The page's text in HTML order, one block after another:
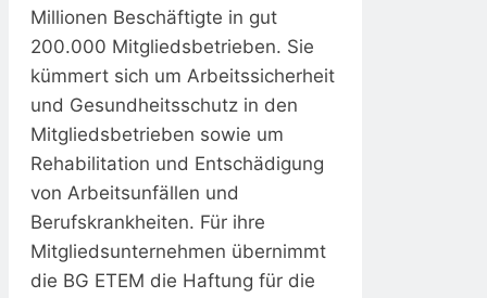
Millionen Beschäftigte in gut
200.000 Mitgliedsbetrieben. Sie
kümmert sich um Arbeitssicherheit
und Gesundheitsschutz in den
Mitgliedsbetrieben sowie um
Rehabilitation und Entschädigung
von Arbeitsunfällen und
Berufskrankheiten. Für ihre
Mitgliedsunternehmen übernimmt
die BG ETEM die Haftung für die